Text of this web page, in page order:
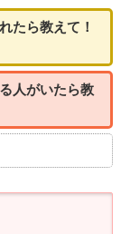
たら教えて！
人がいたら教